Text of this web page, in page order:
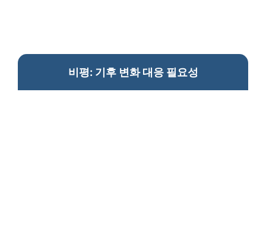
비평: 기후 변화 대응 필요성